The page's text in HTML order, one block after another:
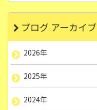
ブログ アーカイブ
2026年
2025年
2024年